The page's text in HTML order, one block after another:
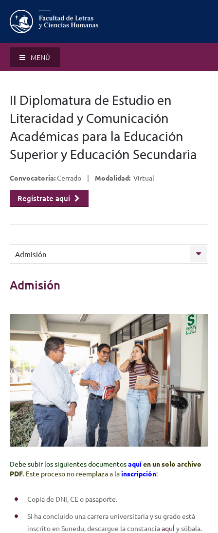
MENÚ
II Diplomatura de Estudio en
Literacidad y Comunicación
Académicas para la Educación
Superior y Educación Secundaria
Convocatoria:Cerrado | Modalidad: Virtual
Regístrate aquí
Admisión
Admisión
Debe subir los siguientes documentosaquíen un solo archivo
PDF. Este proceso no reemplaza a la inscripción:
Copia de DNI, CE o pasaporte.
Si ha concluido una carrera universitaria y su grado está
inscrito en Sunedu, descargue la constanciaaquÍy súbala.